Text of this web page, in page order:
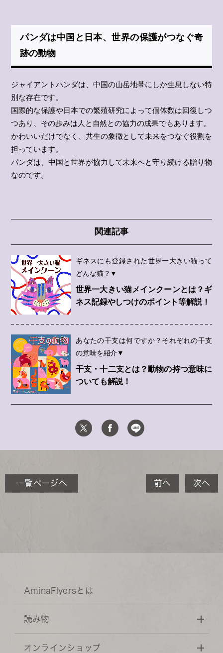
パンダは中国と日本、世界の保護がつなぐ奇
跡の動物
ジャイアントパンダは、中国の山岳地帯にしか生息しない特
別な存在です。
国際的な保護や日本での繁殖研究によって個体数は回復しつ
つあり、その歩みは人と自然との協力の成果でもあります。
かわいいだけでなく、共生の象徴として未来をつなぐ役割を
担っています。
パンダは、中国と世界が協力して未来へと守り続ける贈り物
なのです。
関連記事
ギネスにも登録された世界一大きい猫って
どんな猫？▼
世界一大きい猫メインクーンとは？ギ
ネス記録やしつけのポイント等解説！
あなたの干支は何ですか？それぞれの干支
の意味を紹介▼
干支・十二支とは？動物の持つ意味に
ついても解説！
一覧ページへ 前へ 次へ
AminaFlyersとは
読み物
オンラインショップ